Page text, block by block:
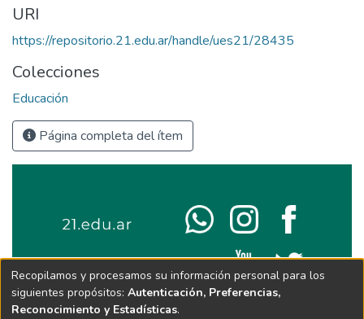
URI
https://repositorio.21.edu.ar/handle/ues21/28435
Colecciones
Educación
Página completa del ítem
Recopilamos y procesamos su información personal para los
siguientes propósitos: Autenticación, Preferencias,
Reconocimiento y Estadísticas.